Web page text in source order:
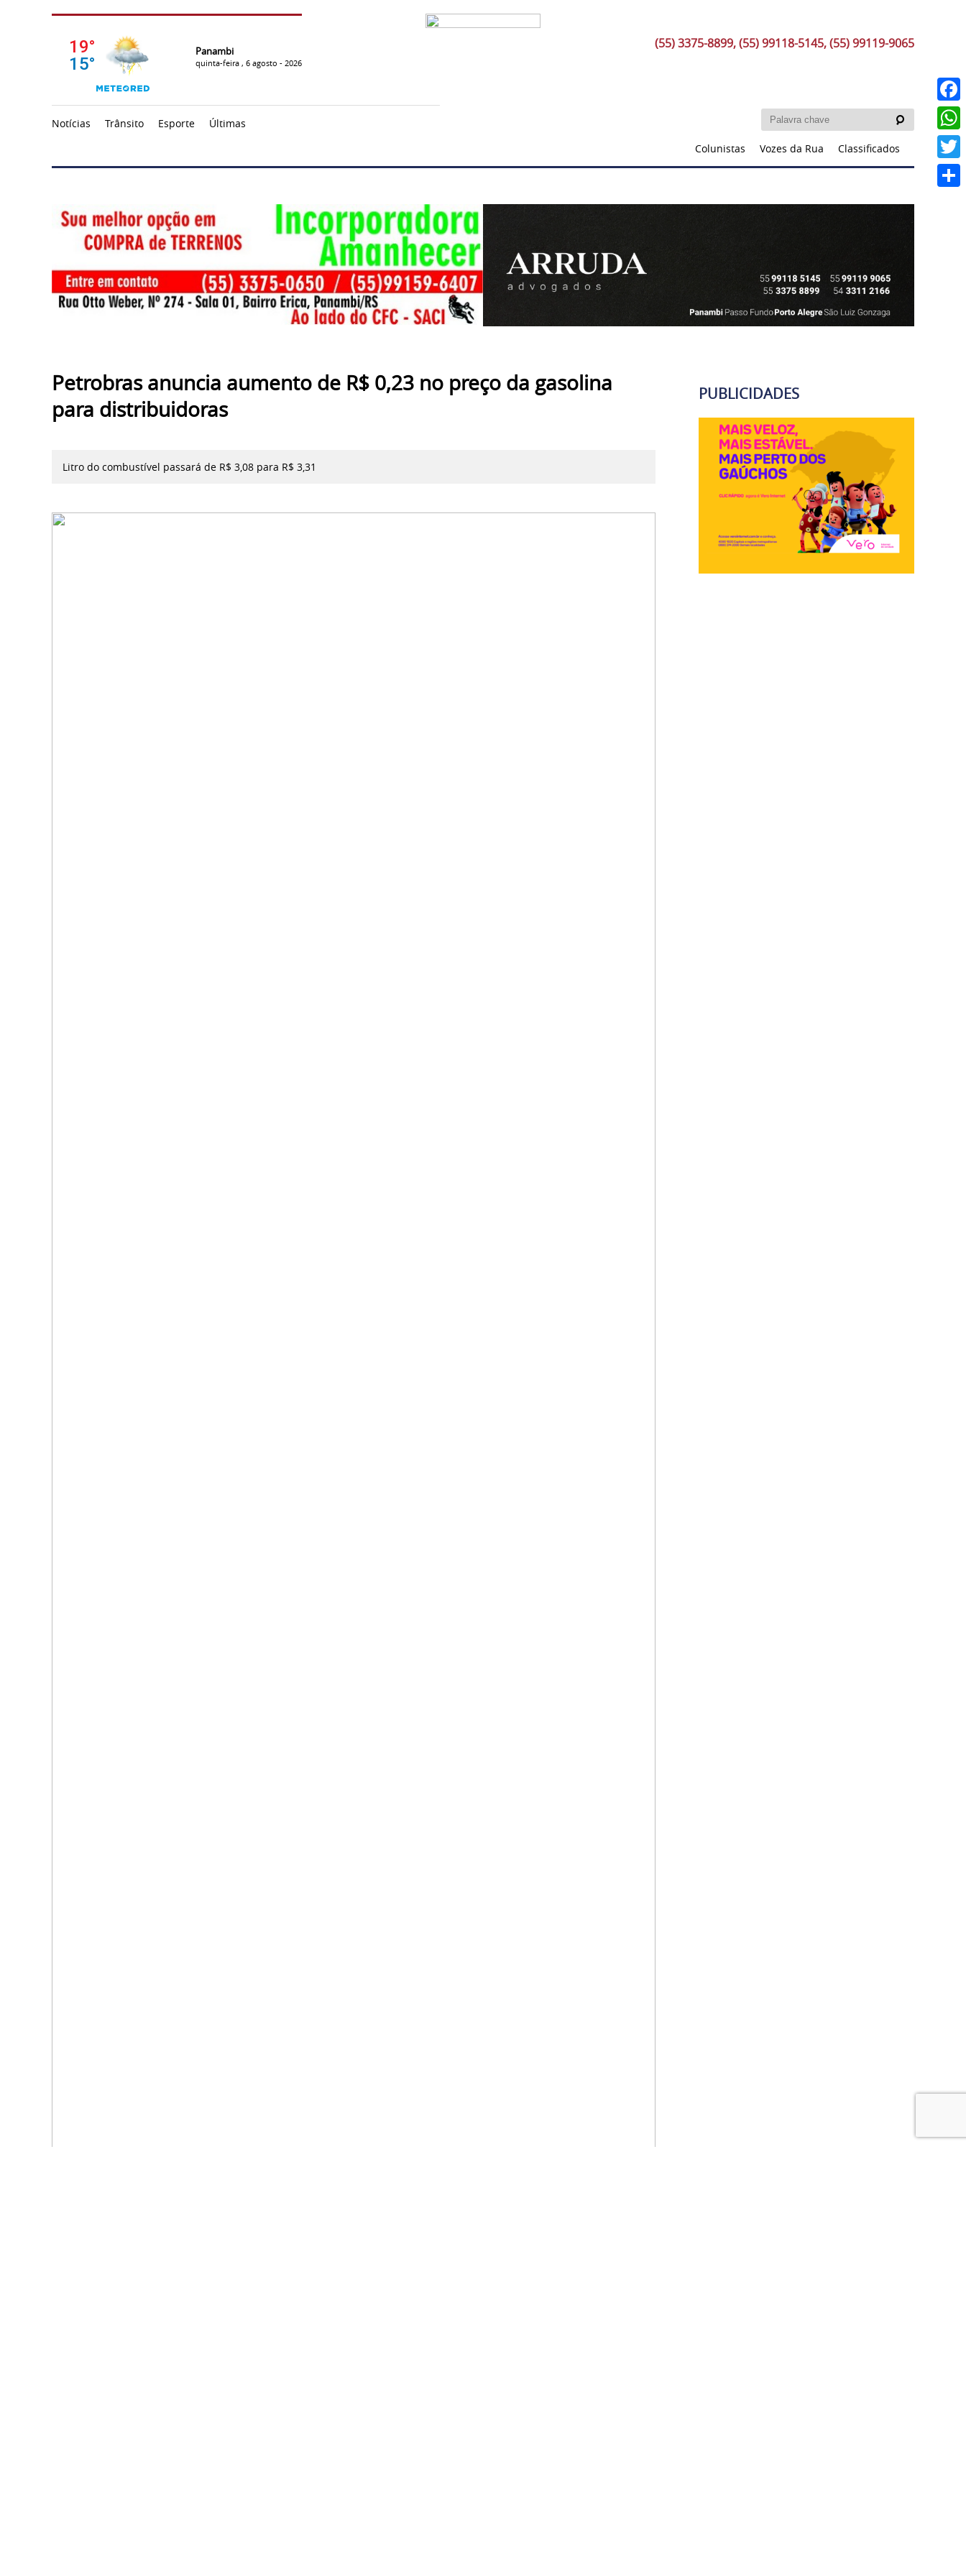
Panambi
quinta-feira , 6 agosto - 2026
(55) 3375-8899, (55) 99118-5145, (55) 99119-9065
Notícias Trânsito Esporte
Últimas
Colunistas
Vozes da Rua Classificados
Petrobras anuncia aumento de R$ 0,23 no preço da gasolina
para distribuidoras
Litro do combustível passará de R$ 3,08 para R$ 3,31
PUBLICIDADES